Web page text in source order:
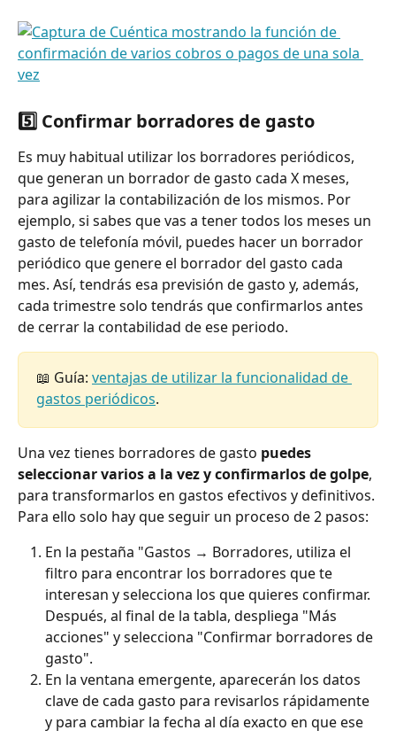
5️⃣ Confirmar borradores de gasto
Es muy habitual utilizar los borradores periódicos,
que generan un borrador de gasto cada X meses,
para agilizar la contabilización de los mismos. Por
ejemplo, si sabes que vas a tener todos los meses un
gasto de telefonía móvil, puedes hacer un borrador
periódico que genere el borrador del gasto cada
mes. Así, tendrás esa previsión de gasto y, además,
cada trimestre solo tendrás que confirmarlos antes
de cerrar la contabilidad de ese periodo.
📖 Guía: ventajas de utilizar la funcionalidad de
gastos periódicos.
Una vez tienes borradores de gasto puedes
seleccionar varios a la vez y confirmarlos de golpe,
para transformarlos en gastos efectivos y definitivos.
Para ello solo hay que seguir un proceso de 2 pasos:
En la pestaña "Gastos → Borradores, utiliza el
filtro para encontrar los borradores que te
interesan y selecciona los que quieres confirmar.
Después, al final de la tabla, despliega "Más
acciones" y selecciona "Confirmar borradores de
gasto".
En la ventana emergente, aparecerán los datos
clave de cada gasto para revisarlos rápidamente
y para cambiar la fecha al día exacto en que ese